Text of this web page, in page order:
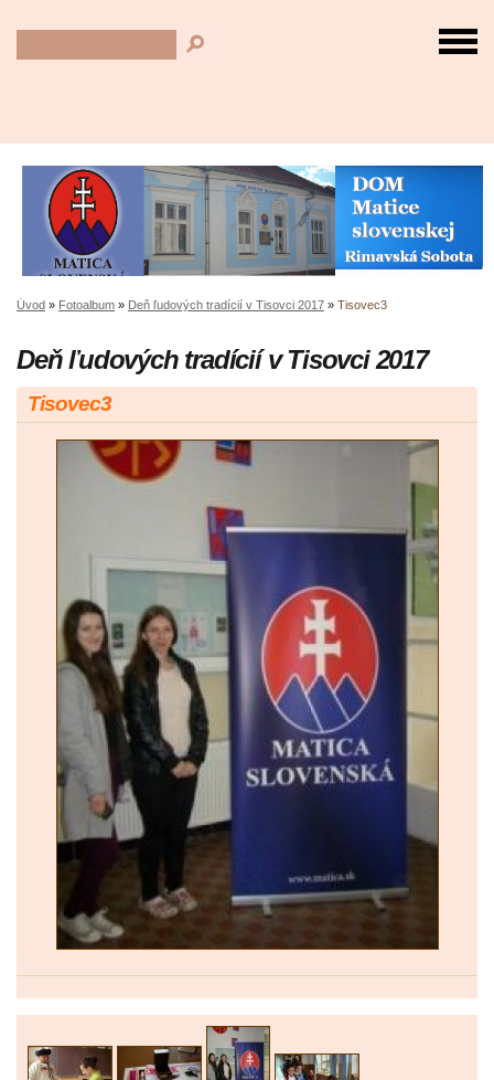
Úvod » Fotoalbum » Deň ľudových tradícií v Tisovci 2017 » Tisovec3
Deň ľudových tradícií v Tisovci 2017
Tisovec3